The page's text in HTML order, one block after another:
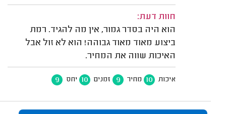
חוות דעת:
הוא היה בסדר גמור, אין מה להגיד. רמת
ביצוע מאוד מאוד גבוהה! הוא לא זול אבל
האיכות שווה את המחיר.
איכות 10 מחיר 9 זמנים 10 יחס 9